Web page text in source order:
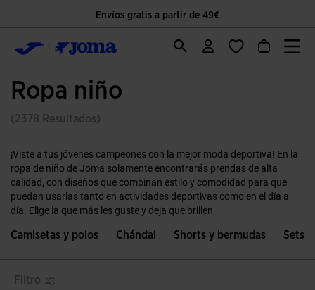
Envíos gratis a partir de 49€
Ropa niño
(2378 Resultados)
¡Viste a tus jóvenes campeones con la mejor moda deportiva! En la
ropa de niño de Joma solamente encontrarás prendas de alta
calidad, con diseños que combinan estilo y comodidad para que
puedan usarlas tanto en actividades deportivas como en el día a
día. Elige la que más les guste y deja que brillen.
Camisetas y polos Chándal Shorts y bermudas Sets
Filtro